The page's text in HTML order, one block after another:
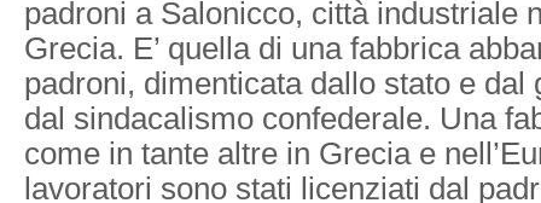
padroni a Salonicco, città industriale
Grecia. E’ quella di una fabbrica
padroni, dimenticata dallo stato e dal
dal sindacalismo confederale. Una
come in tante altre in Grecia e
lavoratori sono stati licenziati dal